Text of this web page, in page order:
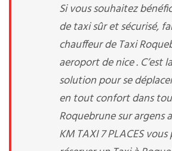
Si vous souhaitez
de taxi sûr et sécurisé,
chauffeur de Taxi
aeroport de nice . C’est
solution pour se
en tout confort dans
Roquebrune sur argens
KM TAXI 7 PLACES